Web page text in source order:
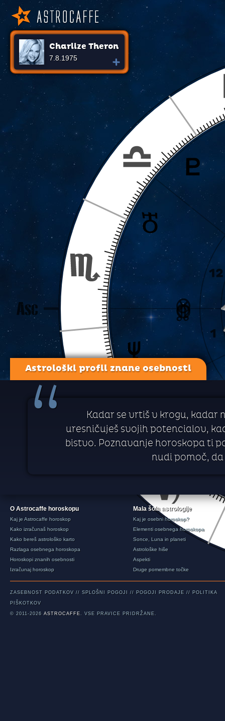
Charlize Theron
7.8.1975
Astrološki profil znane osebnosti
“
Kadar se vrtiš v krogu, kadar
uresničuješ svojih potencialov,
bistvo. Poznavanje horoskopa ti
nudi pomoč,
O Astrocaffe horoskopu
Kaj je Astrocaffe horoskop
Kako izračunaš horoskop
Kako bereš astrološko karto
Razlaga osebnega horoskopa
Horoskopi znanih osebnosti
Izračunaj horoskop
Mala šola astrologije
Kaj je osebni horoskop?
Elementi osebnega horoskopa
Sonce, Luna in planeti
Astrološke hiše
Aspekti
Druge pomembne točke
ZASEBNOST PODATKOV // SPLOŠNI POGOJI // POGOJI PRODAJE // POLITIKA
PIŠKOTKOV
© 2011-2026 ASTROCAFFE. VSE PRAVICE PRIDRŽANE.